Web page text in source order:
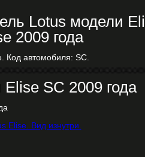
Код автомобиля: SC.
SC 2009 года